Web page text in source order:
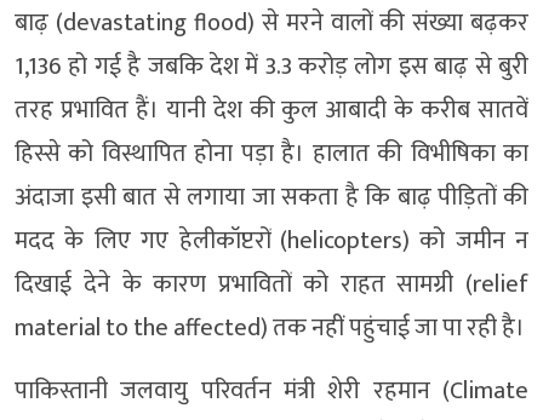
बाढ़ (devastating flood) से मरने वालों की संख्या बढ़कर
1,136 हो गई है जबकि देश में 3.3 करोड़ लोग इस बाढ़ से बुरी
तरह प्रभावित हैं। यानी देश की कुल आबादी के करीब सातवें
हिस्से को विस्थापित होना पड़ा है। हालात की विभीषिका का
अंदाजा इसी बात से लगाया जा सकता है कि बाढ़ पीड़ितों की
मदद के लिए गए हेलीकॉप्टरों (helicopters) को जमीन न
दिखाई देने के कारण प्रभावितों को राहत सामग्री (relief
material to the affected) तक नहीं पहुंचाई जा पा रही है।
पाकिस्तानी जलवायु परिवर्तन मंत्री शेरी रहमान (Climate